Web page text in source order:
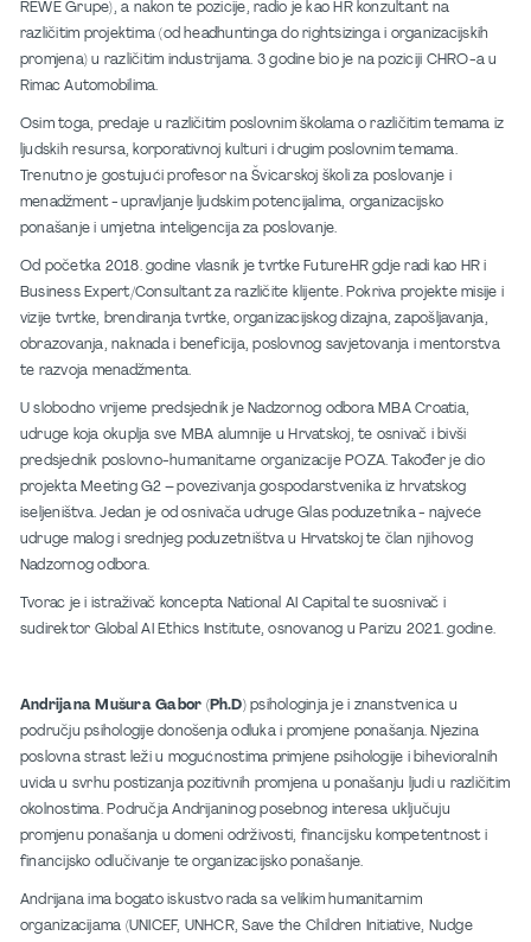
REWE Grupe), a nakon te pozicije, radio je kao HR konzultant na
različitim projektima (od headhuntinga do rightsizinga i organizacijskih
promjena) u različitim industrijama. 3 godine bio je na poziciji CHRO-a u
Rimac Automobilima.
Osim toga, predaje u različitim poslovnim školama o različitim temama iz
ljudskih resursa, korporativnoj kulturi i drugim poslovnim temama.
Trenutno je gostujući profesor na Švicarskoj školi za poslovanje i
menadžment - upravljanje ljudskim potencijalima, organizacijsko
ponašanje i umjetna inteligencija za poslovanje.
Od početka 2018. godine vlasnik je tvrtke FutureHR gdje radi kao HR i
Business Expert/Consultant za različite klijente. Pokriva projekte misije i
vizije tvrtke, brendiranja tvrtke, organizacijskog dizajna, zapošljavanja,
obrazovanja, naknada i beneficija, poslovnog savjetovanja i mentorstva
te razvoja menadžmenta.
U slobodno vrijeme predsjednik je Nadzornog odbora MBA Croatia,
udruge koja okuplja sve MBA alumnije u Hrvatskoj, te osnivač i bivši
predsjednik poslovno-humanitarne organizacije POZA. Također je dio
projekta Meeting G2 – povezivanja gospodarstvenika iz hrvatskog
iseljeništva. Jedan je od osnivača udruge Glas poduzetnika - najveće
udruge malog i srednjeg poduzetništva u Hrvatskoj te član njihovog
Nadzornog odbora.
Tvorac je i istraživač koncepta National AI Capital te suosnivač i
sudirektor Global AI Ethics Institute, osnovanog u Parizu 2021. godine.
Andrijana Mušura Gabor (Ph.D)psihologinja je i znanstvenica u
području psihologije donošenja odluka i promjene ponašanja. Njezina
poslovna strast leži u mogućnostima primjene psihologije i bihevioralnih
uvida u svrhu postizanja pozitivnih promjena u ponašanju ljudi u različitim
okolnostima. Područja Andrijaninog posebnog interesa uključuju
promjenu ponašanja u domeni održivosti, financijsku kompetentnost i
financijsko odlučivanje te organizacijsko ponašanje.
Andrijana ima bogato iskustvo rada sa velikim humanitarnim
organizacijama (UNICEF, UNHCR, Save the Children Initiative, Nudge